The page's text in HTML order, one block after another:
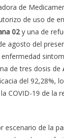
de
de uso de
02y una de
agosto del
de tres dosis de
del 92,28%,
COVID-19 de la
escenario de la